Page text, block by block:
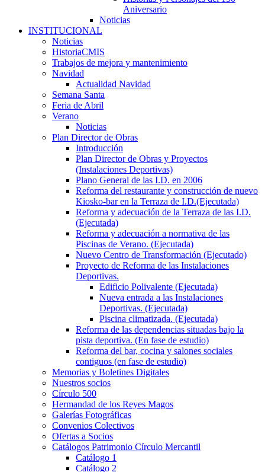
Aniversario
Noticias
INSTITUCIONAL
Noticias
HistoriaCMIS
Trabajos de mejora y mantenimiento
Navidad
Actualidad Navidad
Semana Santa
Feria de Abril
Verano
Noticias
Plan Director de Obras
Introducción
Plan Director de Obras y Proyectos
(Instalaciones Deportivas)
Plano General de las I.D. en 2006
Reforma del restaurante y construcción de nuevo
Kiosko-bar en la Terraza de I.D.(Ejecutada)
Reforma y adecuación de la Terraza de las I.D.
(Ejecutada)
Reforma y adecuación a normativa de las
Piscinas de Verano. (Ejecutada)
Nuevo Centro de Transformación (Ejecutado)
Proyecto de Reforma de las Instalaciones
Deportivas.
Edificio Polivalente (Ejecutada)
Nueva entrada a las Instalaciones
Deportivas. (Ejecutada)
Piscina climatizada. (Ejecutada)
Reforma de las dependencias situadas bajo la
pista deportiva. (En fase de estudio)
Reforma del bar, cocina y salones sociales
contiguos (en fase de estudio)
Memorias y Boletines Digitales
Nuestros socios
Círculo 500
Hermandad de los Reyes Magos
Galerías Fotográficas
Convenios Colectivos
Ofertas a Socios
Catálogos Patrimonio Círculo Mercantil
Catálogo 1
Catálogo 2